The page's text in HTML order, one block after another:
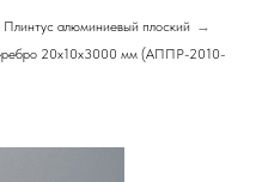
Плинтус алюминиевый плоский →
20х10х3000 мм (АППР-2010-